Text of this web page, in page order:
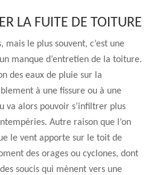
LA FUITE DE TOITURE
mais le plus souvent, c’est une
manque d’entretien de la toiture.
des eaux de pluie sur la
à une fissure ou à une
va alors pouvoir s’infiltrer plus
Autre raison que l’on
le vent apporte sur le toit de
des orages ou cyclones, dont
soucis qui mènent vers une